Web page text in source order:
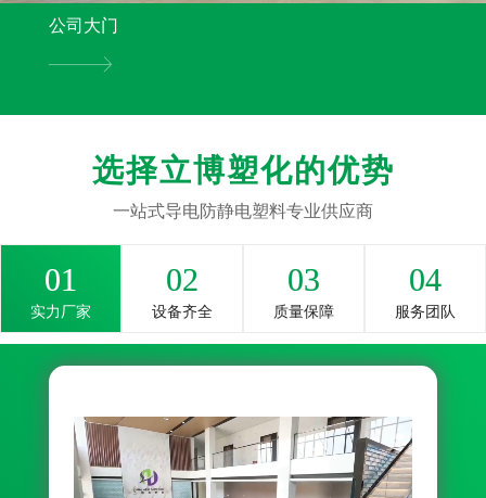
公司大门
选择立博塑化的优势
一站式导电防静电塑料专业供应商
01
实力厂家
02
设备齐全
03
质量保障
04
服务团队